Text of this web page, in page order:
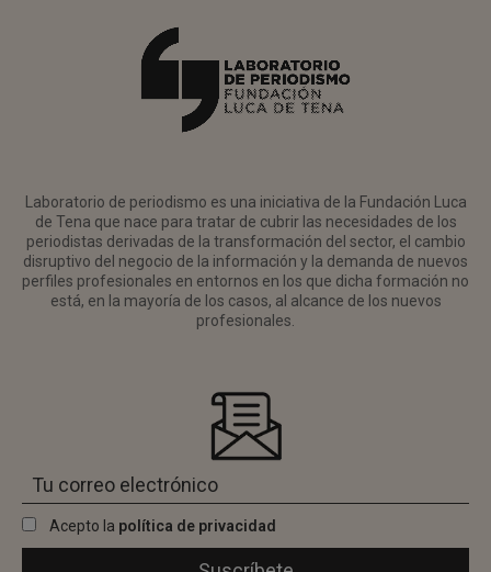
Laboratorio de periodismo es una iniciativa de la Fundación Luca
de Tena que nace para tratar de cubrir las necesidades de los
periodistas derivadas de la transformación del sector, el cambio
disruptivo del negocio de la información y la demanda de nuevos
perfiles profesionales en entornos en los que dicha formación no
está, en la mayoría de los casos, al alcance de los nuevos
profesionales.
Acepto la política de privacidad